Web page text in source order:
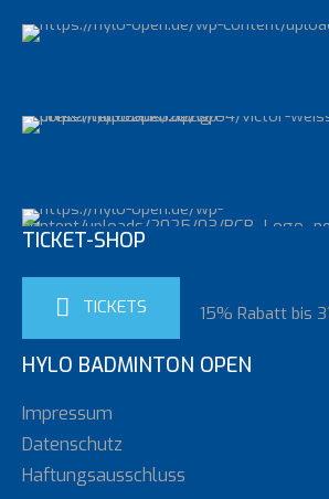
TICKET-SHOP
TICKETS 15% Rabatt bis
HYLO BADMINTON OPEN
Impressum
Datenschutz
Haftungsausschluss